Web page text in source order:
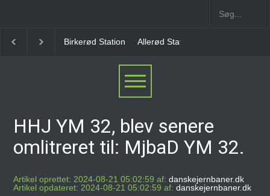
Birkerød Station Allerød Station
HHJ YM 32, blev senere
omlitreret til: MjbaD YM 32.
Artikel oprettet: 2024-08-21 05:02:59 af: danskejernbaner.dk
Artikel opdateret: 2024-08-21 05:02:59 af: danskejernbaner.dk